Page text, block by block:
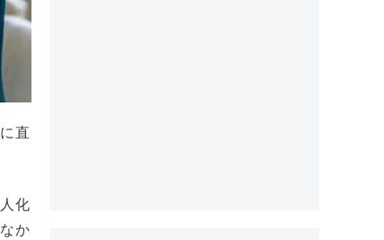
直
化
か